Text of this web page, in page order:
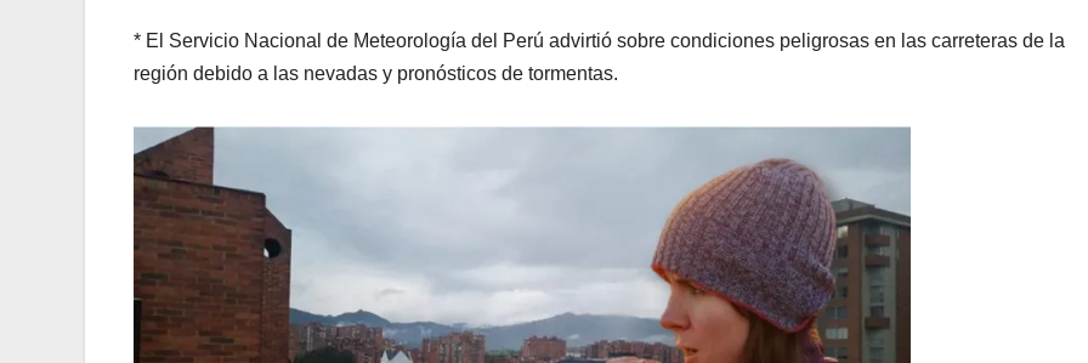
* El Servicio Nacional de Meteorología del Perú advirtió sobre condiciones peligrosas en las carreteras de la
región debido a las nevadas y pronósticos de tormentas.